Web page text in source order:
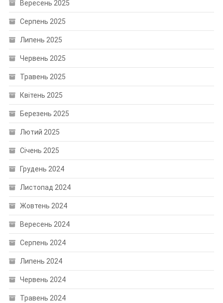
Вересень 2025
Серпень 2025
Липень 2025
Червень 2025
Травень 2025
Квітень 2025
Березень 2025
Лютий 2025
Січень 2025
Грудень 2024
Листопад 2024
Жовтень 2024
Вересень 2024
Серпень 2024
Липень 2024
Червень 2024
Травень 2024